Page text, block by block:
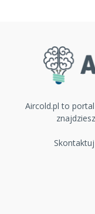
Aircold.pl to